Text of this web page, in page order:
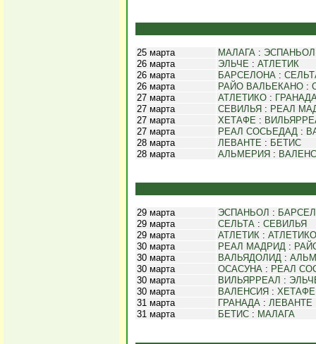
25 марта МАЛАГА : ЭСПАНЬОЛ
26 марта
ЭЛЬЧЕ : АТЛЕТИК
26 марта
БАРСЕЛОНА :
26 марта
РАЙО ВАЛЬЕКАНО :
27 марта
АТЛЕТИКО :
27 марта
СЕВИЛЬЯ : РЕАЛ
27 марта
ХЕТАФЕ :
27 марта
РЕАЛ СОСЬЕДАД :
28 марта
ЛЕВАНТЕ : БЕТИС
28 марта
АЛЬМЕРИЯ :
29 марта ЭСПАНЬОЛ :
29 марта
СЕЛЬТА : СЕВИЛЬЯ
29 марта
АТЛЕТИК : АТЛЕТИКО
30 марта
РЕАЛ МАДРИД :
30 марта
ВАЛЬЯДОЛИД :
30 марта
ОСАСУНА : РЕАЛ
30 марта
ВИЛЬЯРРЕАЛ :
30 марта
ВАЛЕНСИЯ : ХЕТАФЕ
31 марта
ГРАНАДА : ЛЕВАНТЕ
31 марта
БЕТИС : МАЛАГА